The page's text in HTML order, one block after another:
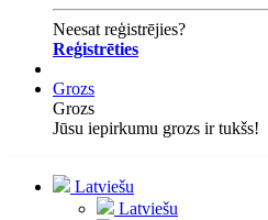
Neesat reģistrējies?
Reģistrēties
Grozs
Grozs
Jūsu iepirkumu grozs ir tukšs!
Latviešu
Latviešu